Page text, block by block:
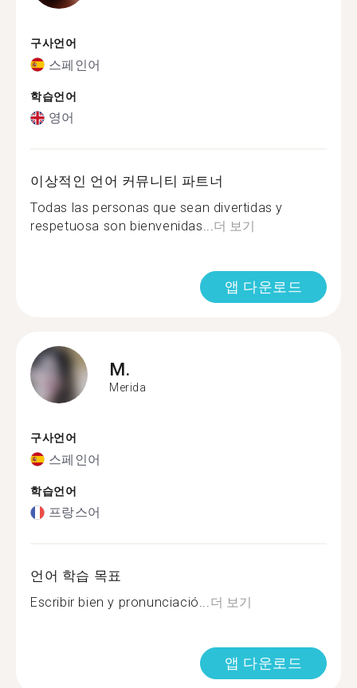
구사언어
스페인어
학습언어
영어
이상적인 언어 커뮤니티 파트너
Todas las personas que sean divertidas y
respetuosa son bienvenidas...더 보기
앱 다운로드
M.
Merida
구사언어
스페인어
학습언어
프랑스어
언어 학습 목표
Escribir bien y pronunciació...더 보기
앱 다운로드